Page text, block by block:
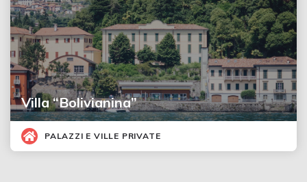
Villa “Bolivianina”
PALAZZI E VILLE PRIVATE